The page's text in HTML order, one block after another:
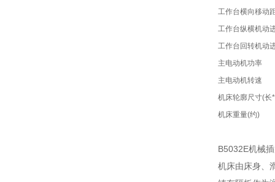
工作台横向移动
工作台纵横机动
工作台回转机动
主电动机功率
主电动机转速
机床轮廓尺寸(长
机床重量(约)
B5032E机械
机床由床身、